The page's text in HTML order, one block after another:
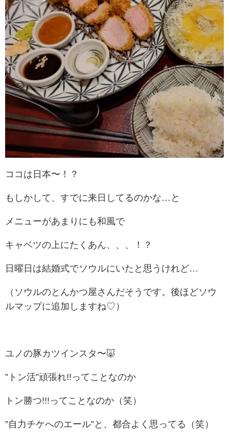
ココは日本〜！？
もしかして、すでに来日してるのかな…と
メニューがあまりにも和風で
キャベツの上にたくあん、、、！？
日曜日は結婚式でソウルにいたと思うけれど…
（ソウルのとんかつ屋さんだそうです。後ほどソウ
ルマップに追加しますね♡）
ユノの豚カツインスタ〜🐷
”トン活”頑張れ!!ってことなのか
トン勝つ!!!ってことなのか（笑）
”自力チケへのエール”と、都合よく思ってる（笑）